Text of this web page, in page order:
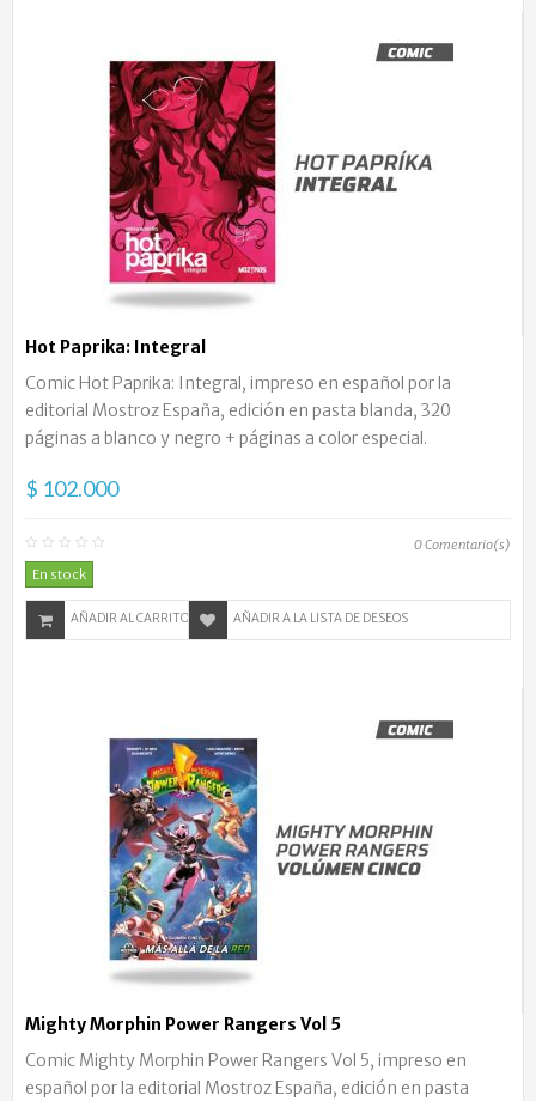
Hot Paprika: Integral
Comic Hot Paprika: Integral, impreso en español por la
editorial Mostroz España, edición en pasta blanda, 320
páginas a blanco y negro + páginas a color especial.
$ 102.000
0Comentario(s)
En stock
AÑADIR AL CARRITO AÑADIR A LA LISTA DE DESEOS
Mighty Morphin Power Rangers Vol 5
Comic Mighty Morphin Power Rangers Vol 5, impreso en
español por la editorial Mostroz España, edición en pasta